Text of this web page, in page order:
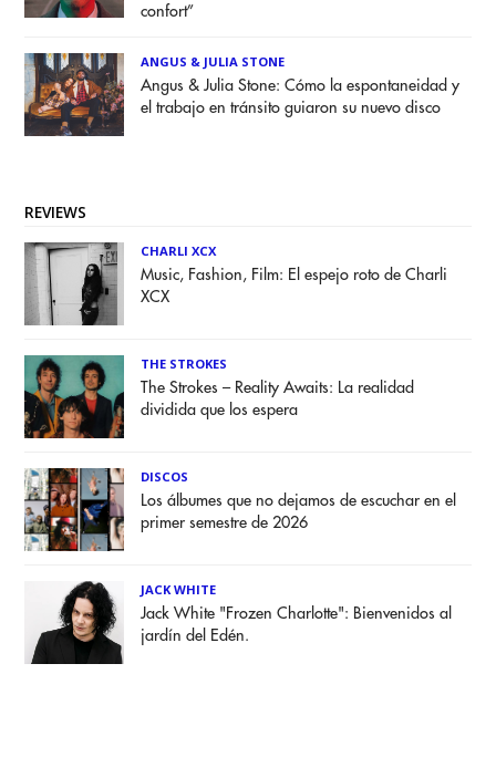
confort”
ANGUS & JULIA STONE
Angus & Julia Stone: Cómo la espontaneidad y
el trabajo en tránsito guiaron su nuevo disco
REVIEWS
CHARLI XCX
Music, Fashion, Film: El espejo roto de Charli
XCX
THE STROKES
The Strokes – Reality Awaits: La realidad
dividida que los espera
DISCOS
Los álbumes que no dejamos de escuchar en el
primer semestre de 2026
JACK WHITE
Jack White "Frozen Charlotte": Bienvenidos al
jardín del Edén.